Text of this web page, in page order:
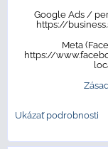
bal
Google Ads /
https://
Meta
https://
Ukázať podrobnosti